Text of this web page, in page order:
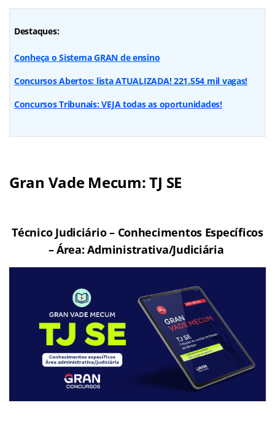
Destaques:
Conheça o Sistema GRAN de ensino
Concursos Abertos: lista ATUALIZADA! 221.554 mil vagas!
Concursos Tribunais: VEJA todas as oportunidades!
Gran Vade Mecum: TJ SE
Técnico Judiciário – Conhecimentos Específicos
– Área: Administrativa/Judiciária